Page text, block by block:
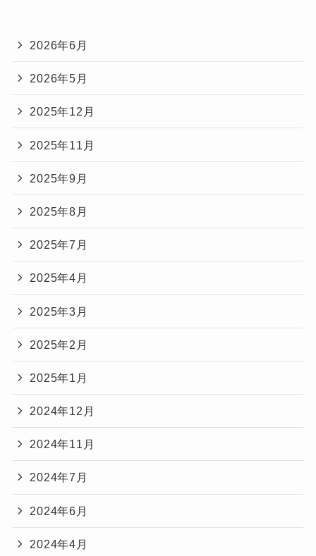
2026年6月
2026年5月
2025年12月
2025年11月
2025年9月
2025年8月
2025年7月
2025年4月
2025年3月
2025年2月
2025年1月
2024年12月
2024年11月
2024年7月
2024年6月
2024年4月